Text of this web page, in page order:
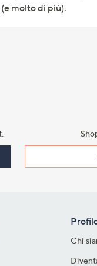
molto di più).
Chi